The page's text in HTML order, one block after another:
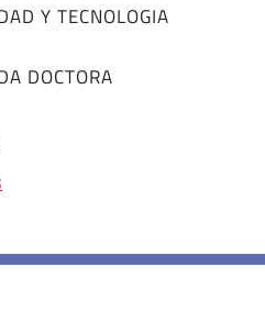
Y TECNOLOGIA
DOCTORA